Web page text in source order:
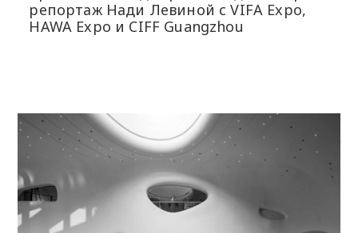
репортаж Нади Левиной с VIFA Expo,
HAWA Expo и CIFF Guangzhou